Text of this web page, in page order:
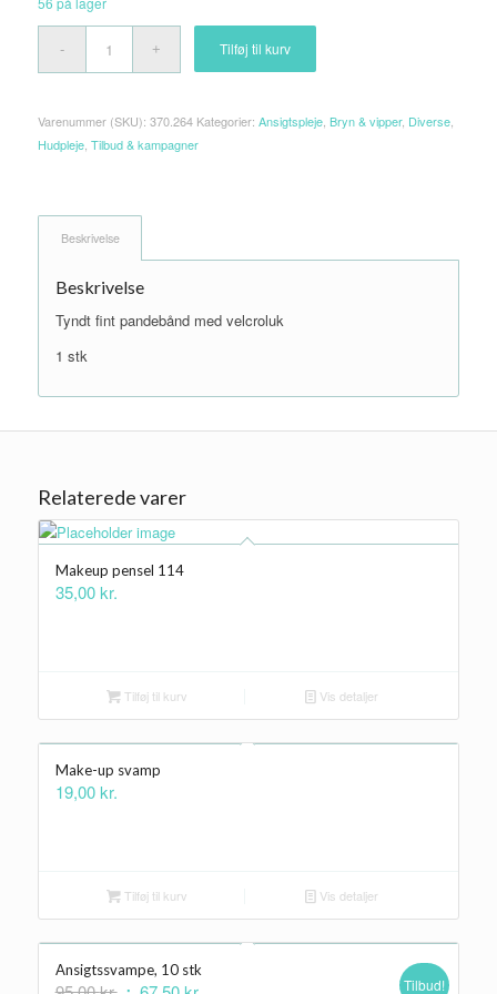
var:
39,00 kr..
20,00 kr..Tilføj til kurv
Varenummer (SKU): 370.264 Kategorier: Ansigtspleje, Bryn & vipper, Diverse,
Hudpleje, Tilbud & kampagner
Beskrivelse
Beskrivelse
Tyndt fint pandebånd med velcroluk
1 stk
Relaterede varer
Makeup pensel 114
35,00kr.
Tilføj til kurv Vis detaljer
Make-up svamp
19,00kr.
Tilføj til kurv Vis detaljer
Ansigtssvampe, 10 stk
Tilbud!